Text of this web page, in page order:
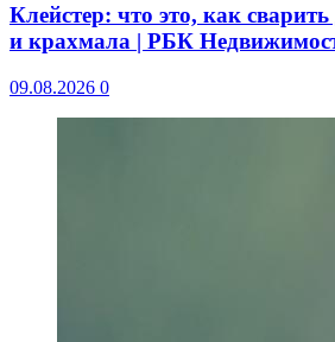
Клейстер: что это, как
и крахмала | РБК
09.08.2026 0